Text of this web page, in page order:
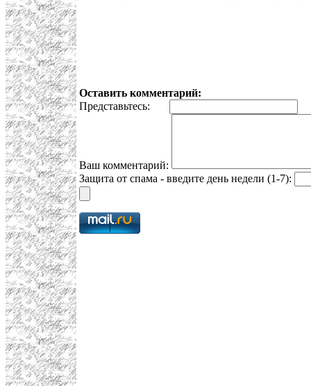
Оставить комментарий:
Представьтесь:
Ваш комментарий:
Защита от спама - введите день недели (1-7):